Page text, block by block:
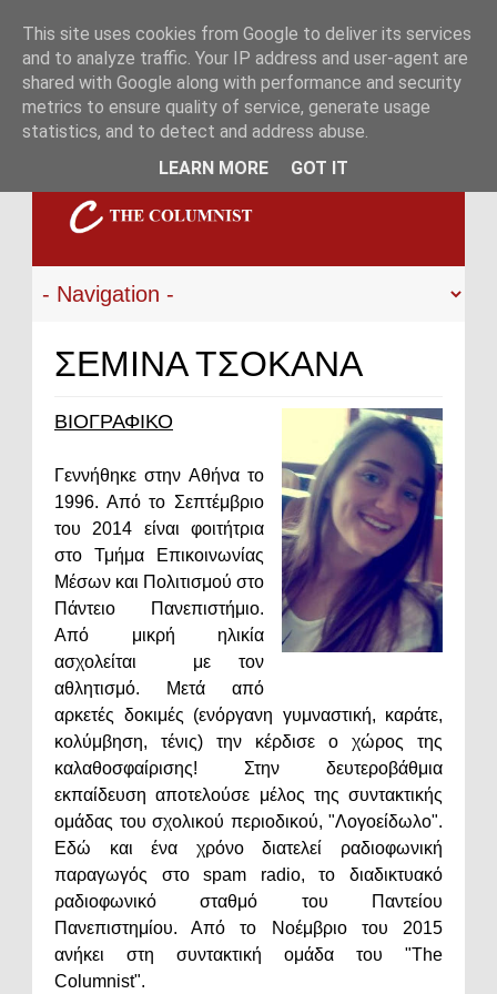
ΣΕΜΙΝΑ ΤΣΟΚΑΝΑ
ΒΙΟΓΡΑΦΙΚΟ
Γεννήθηκε στην Αθήνα το
1996. Από το Σεπτέμβριο
του 2014 είναι φοιτήτρια
στο Τμήμα Επικοινωνίας
Μέσων και Πολιτισμού στο
Πάντειο Πανεπιστήμιο.
Από μικρή ηλικία
ασχολείται με τον
αθλητισμό. Μετά από
αρκετές δοκιμές (ενόργανη γυμναστική, καράτε,
κολύμβηση, τένις) την κέρδισε ο χώρος της
καλαθοσφαίρισης! Στην δευτεροβάθμια
εκπαίδευση αποτελούσε μέλος της συντακτικής
ομάδας του σχολικού περιοδικού, "Λογοείδωλο".
Εδώ και ένα χρόνο διατελεί ραδιοφωνική
παραγωγός στο spam radio, το διαδικτυακό
ραδιοφωνικό σταθμό του Παντείου
Πανεπιστημίου. Από το Νοέμβριο του 2015
ανήκει στη συντακτική ομάδα του "The
Columnist".
This site uses cookies from Google to deliver its services
and to analyze traffic. Your IP address and user-agent are
shared with Google along with performance and security
metrics to ensure quality of service, generate usage
statistics, and to detect and address abuse.
LEARN MORE
GOT IT